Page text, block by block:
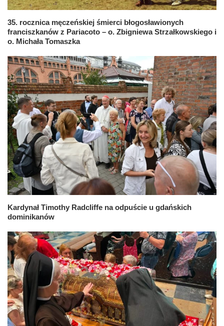
35. rocznica męczeńskiej śmierci błogosławionych
franciszkanów z Pariacoto – o. Zbigniewa Strzałkowskiego i
o. Michała Tomaszka
Kardynał Timothy Radcliffe na odpuście u gdańskich
dominikanów